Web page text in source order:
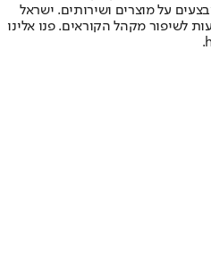
על מוצרים ושירותים. ישראל
לשיפור מקהל הקוראים. פנו אלינו